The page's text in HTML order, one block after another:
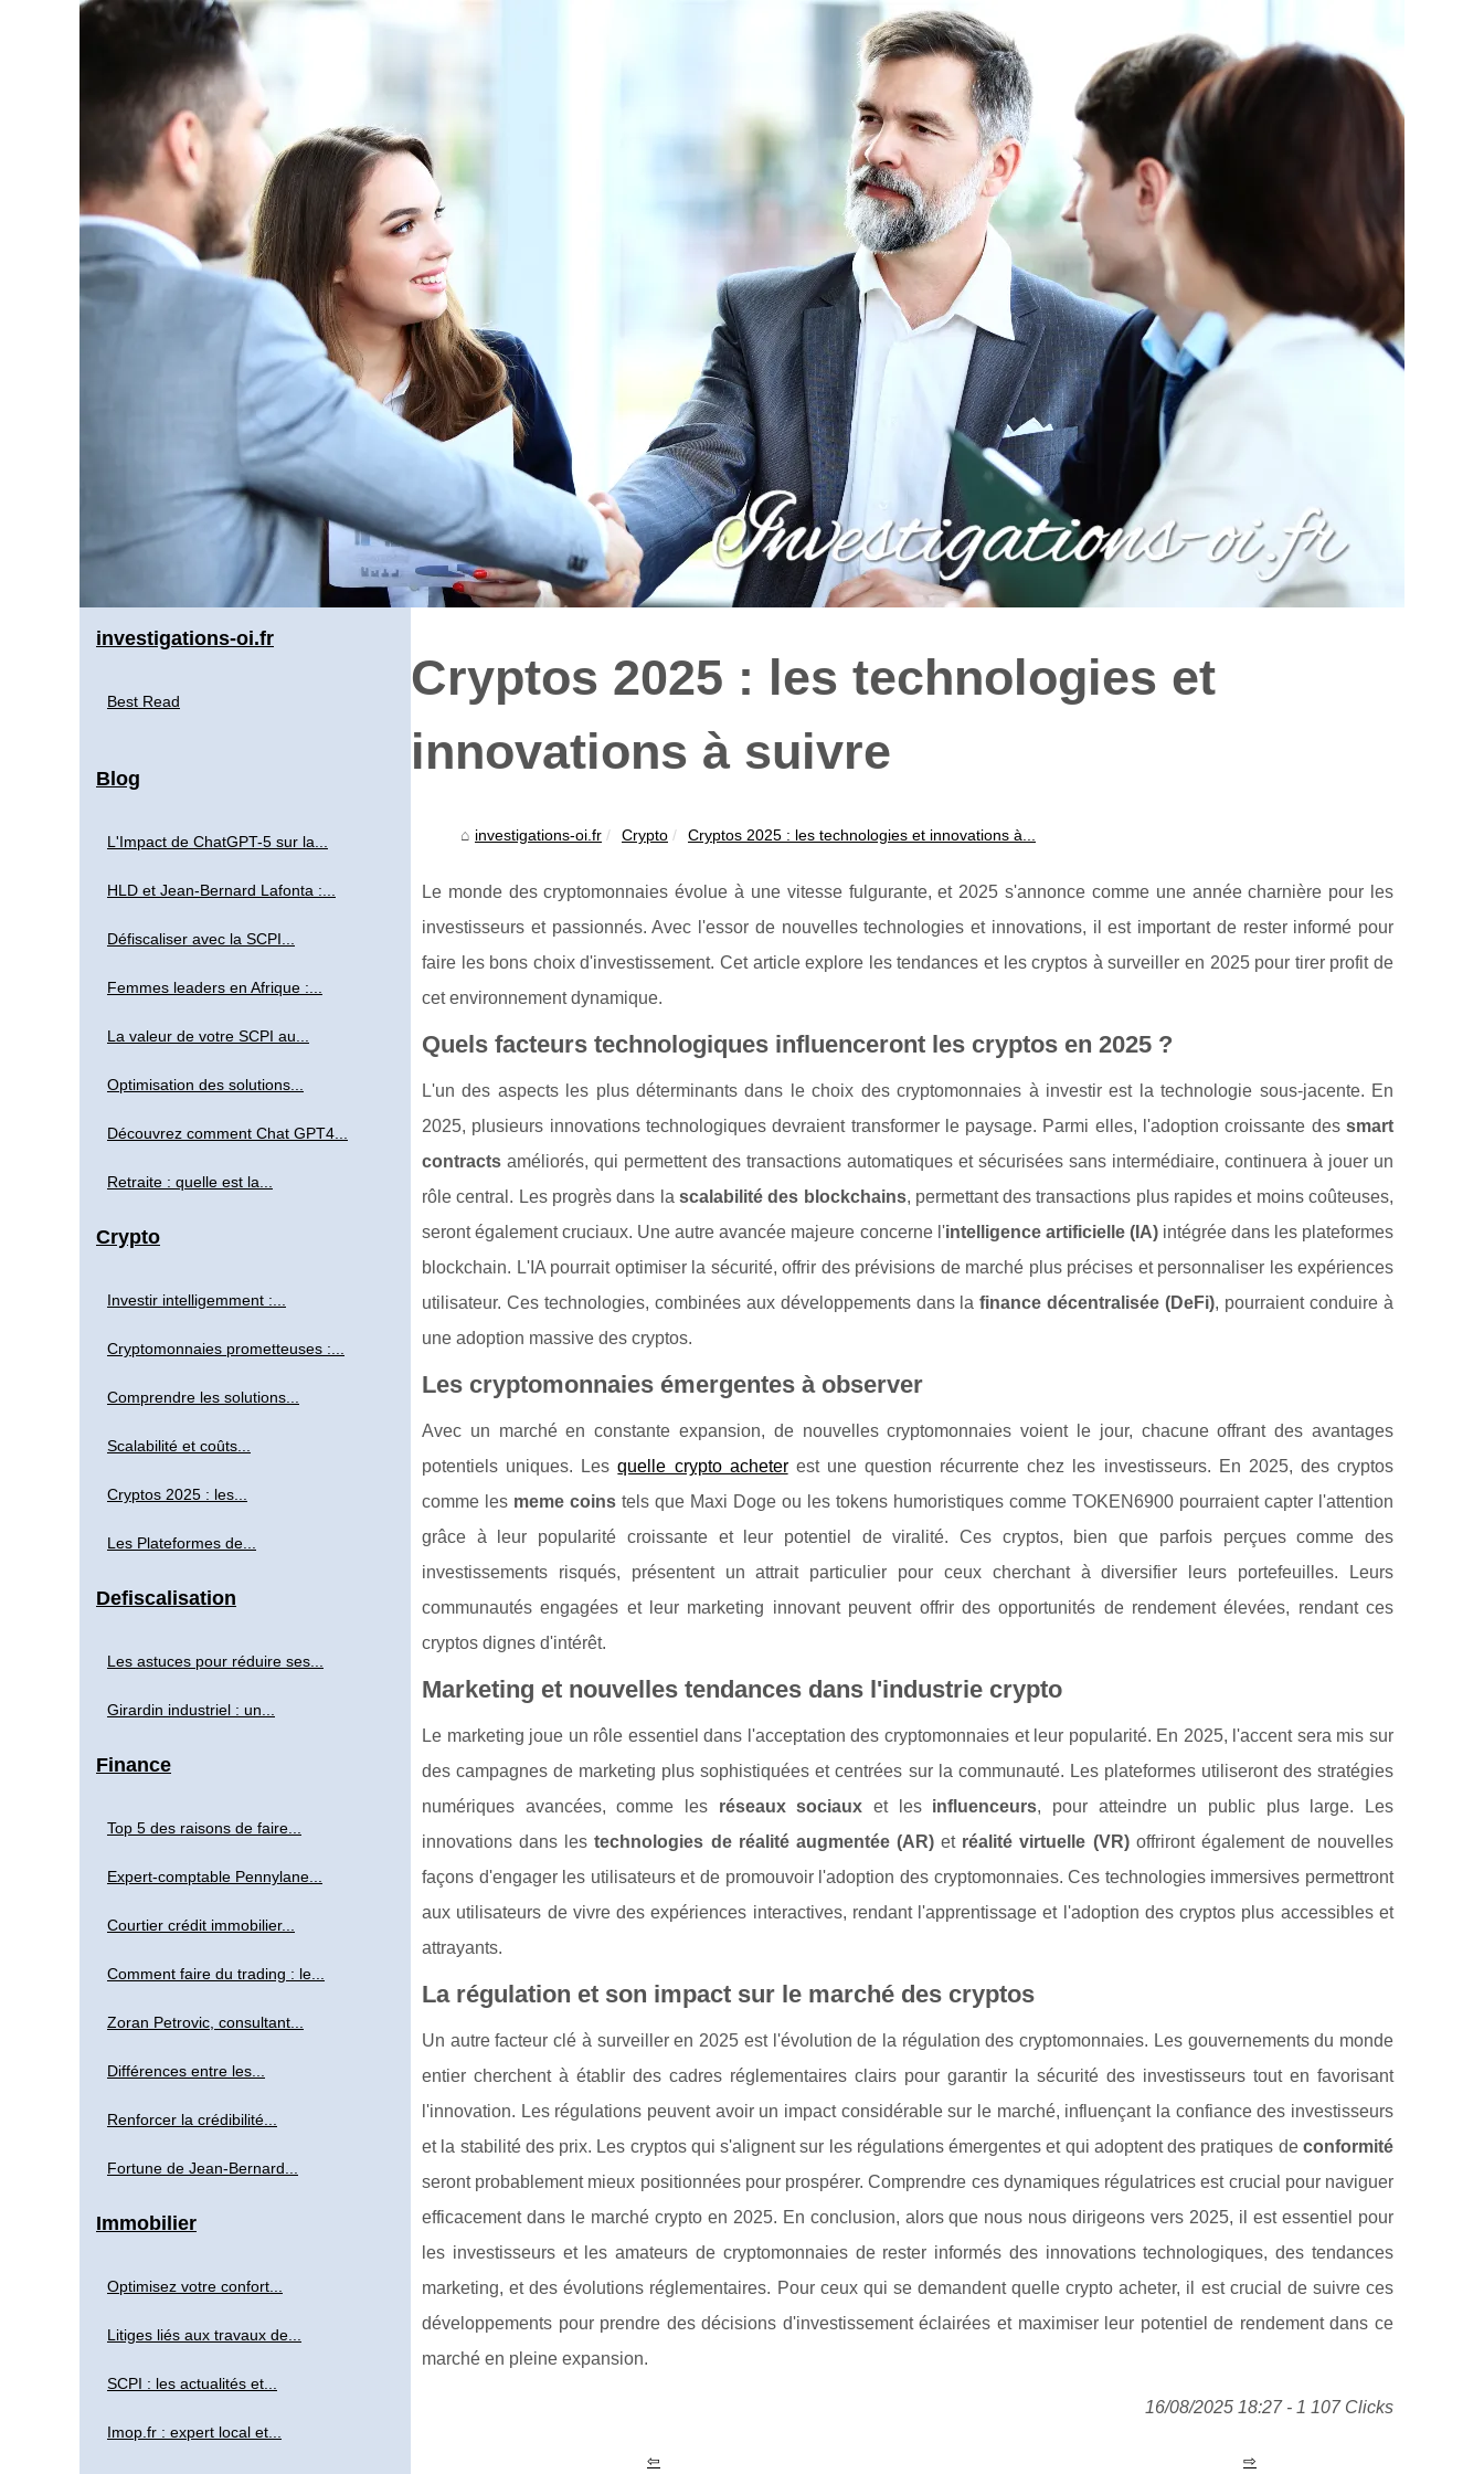
Cryptos 2025 : les technologies et
innovations à suivre
investigations-oi.fr Crypto Cryptos 2025 : les technologies et innovations à...
Le monde des cryptomonnaies évolue à une vitesse fulgurante, et 2025 s'annonce comme une année charnière pour les
investisseurs et passionnés. Avec l'essor de nouvelles technologies et innovations, il est important de rester informé pour
faire les bons choix d'investissement. Cet article explore les tendances et les cryptos à surveiller en 2025 pour tirer profit de
cet environnement dynamique.
Quels facteurs technologiques influenceront les cryptos en 2025 ?
L'un des aspects les plus déterminants dans le choix des cryptomonnaies à investir est la technologie sous-jacente. En
2025, plusieurs innovations technologiques devraient transformer le paysage. Parmi elles, l'adoption croissante des smart
contracts améliorés, qui permettent des transactions automatiques et sécurisées sans intermédiaire, continuera à jouer un
rôle central. Les progrès dans la scalabilité des blockchains, permettant des transactions plus rapides et moins coûteuses,
seront également cruciaux. Une autre avancée majeure concerne l'intelligence artificielle (IA)intégrée dans les plateformes
blockchain. L'IA pourrait optimiser la sécurité, offrir des prévisions de marché plus précises et personnaliser les expériences
utilisateur. Ces technologies, combinées aux développements dans lafinance décentralisée (DeFi), pourraient conduire à
une adoption massive des cryptos.
Les cryptomonnaies émergentes à observer
Avec un marché en constante expansion, de nouvelles cryptomonnaies voient le jour, chacune offrant des avantages
potentiels uniques. Lesquelle crypto acheterest une question récurrente chez les investisseurs. En 2025, des cryptos
comme les meme coins tels que Maxi Doge ou les tokens humoristiques comme TOKEN6900 pourraient capter l'attention
grâce à leur popularité croissante et leur potentiel de viralité. Ces cryptos, bien que parfois perçues comme des
investissements risqués, présentent un attrait particulier pour ceux cherchant à diversifier leurs portefeuilles. Leurs
communautés engagées et leur marketing innovant peuvent offrir des opportunités de rendement élevées, rendant ces
cryptos dignes d'intérêt.
Marketing et nouvelles tendances dans l'industrie crypto
Le marketing joue un rôle essentiel dans l'acceptation des cryptomonnaies et leur popularité. En 2025, l'accent sera mis sur
des campagnes de marketing plus sophistiquées et centrées sur la communauté. Les plateformes utiliseront des stratégies
numériques avancées, comme les réseaux sociaux et les influenceurs, pour atteindre un public plus large. Les
innovations dans lestechnologies de réalité augmentée (AR)et réalité virtuelle (VR)offriront également de nouvelles
façons d'engager les utilisateurs et de promouvoir l'adoption des cryptomonnaies. Ces technologies immersives permettront
aux utilisateurs de vivre des expériences interactives, rendant l'apprentissage et l'adoption des cryptos plus accessibles et
attrayants.
La régulation et son impact sur le marché des cryptos
Un autre facteur clé à surveiller en 2025 est l'évolution de la régulation des cryptomonnaies. Les gouvernements du monde
entier cherchent à établir des cadres réglementaires clairs pour garantir la sécurité des investisseurs tout en favorisant
l'innovation. Les régulations peuvent avoir un impact considérable sur le marché, influençant la confiance des investisseurs
et la stabilité des prix. Les cryptos qui s'alignent sur les régulations émergentes et qui adoptent des pratiques de conformité
seront probablement mieux positionnées pour prospérer. Comprendre ces dynamiques régulatrices est crucial pour naviguer
efficacement dans le marché crypto en 2025. En conclusion, alors que nous nous dirigeons vers 2025, il est essentiel pour
les investisseurs et les amateurs de cryptomonnaies de rester informés des innovations technologiques, des tendances
marketing, et des évolutions réglementaires. Pour ceux qui se demandent quelle crypto acheter, il est crucial de suivre ces
développements pour prendre des décisions d'investissement éclairées et maximiser leur potentiel de rendement dans ce
marché en pleine expansion.
16/08/2025 18:27 - 1 107 Clicks
investigations-oi.fr
Best Read
Blog
L'Impact de ChatGPT-5 sur la...
HLD et Jean-Bernard Lafonta :...
Défiscaliser avec la SCPI...
Femmes leaders en Afrique :...
La valeur de votre SCPI au...
Optimisation des solutions...
Découvrez comment Chat GPT4...
Retraite : quelle est la...
Crypto
Investir intelligemment :...
Cryptomonnaies prometteuses :...
Comprendre les solutions...
Scalabilité et coûts...
Cryptos 2025 : les...
Les Plateformes de...
Defiscalisation
Les astuces pour réduire ses...
Girardin industriel : un...
Finance
Top 5 des raisons de faire...
Expert-comptable Pennylane...
Courtier crédit immobilier...
Comment faire du trading : le...
Zoran Petrovic, consultant...
Différences entre les...
Renforcer la crédibilité...
Fortune de Jean-Bernard...
Immobilier
Optimisez votre confort...
Litiges liés aux travaux de...
SCPI : les actualités et...
Imop.fr : expert local et...